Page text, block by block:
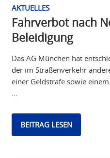
AKTUELLES
Fahrverbot nach
Beleidigung
Das AG München hat
der im Straßenverkehr
einer Geldstrafe sowie
…
BEITRAG LESEN